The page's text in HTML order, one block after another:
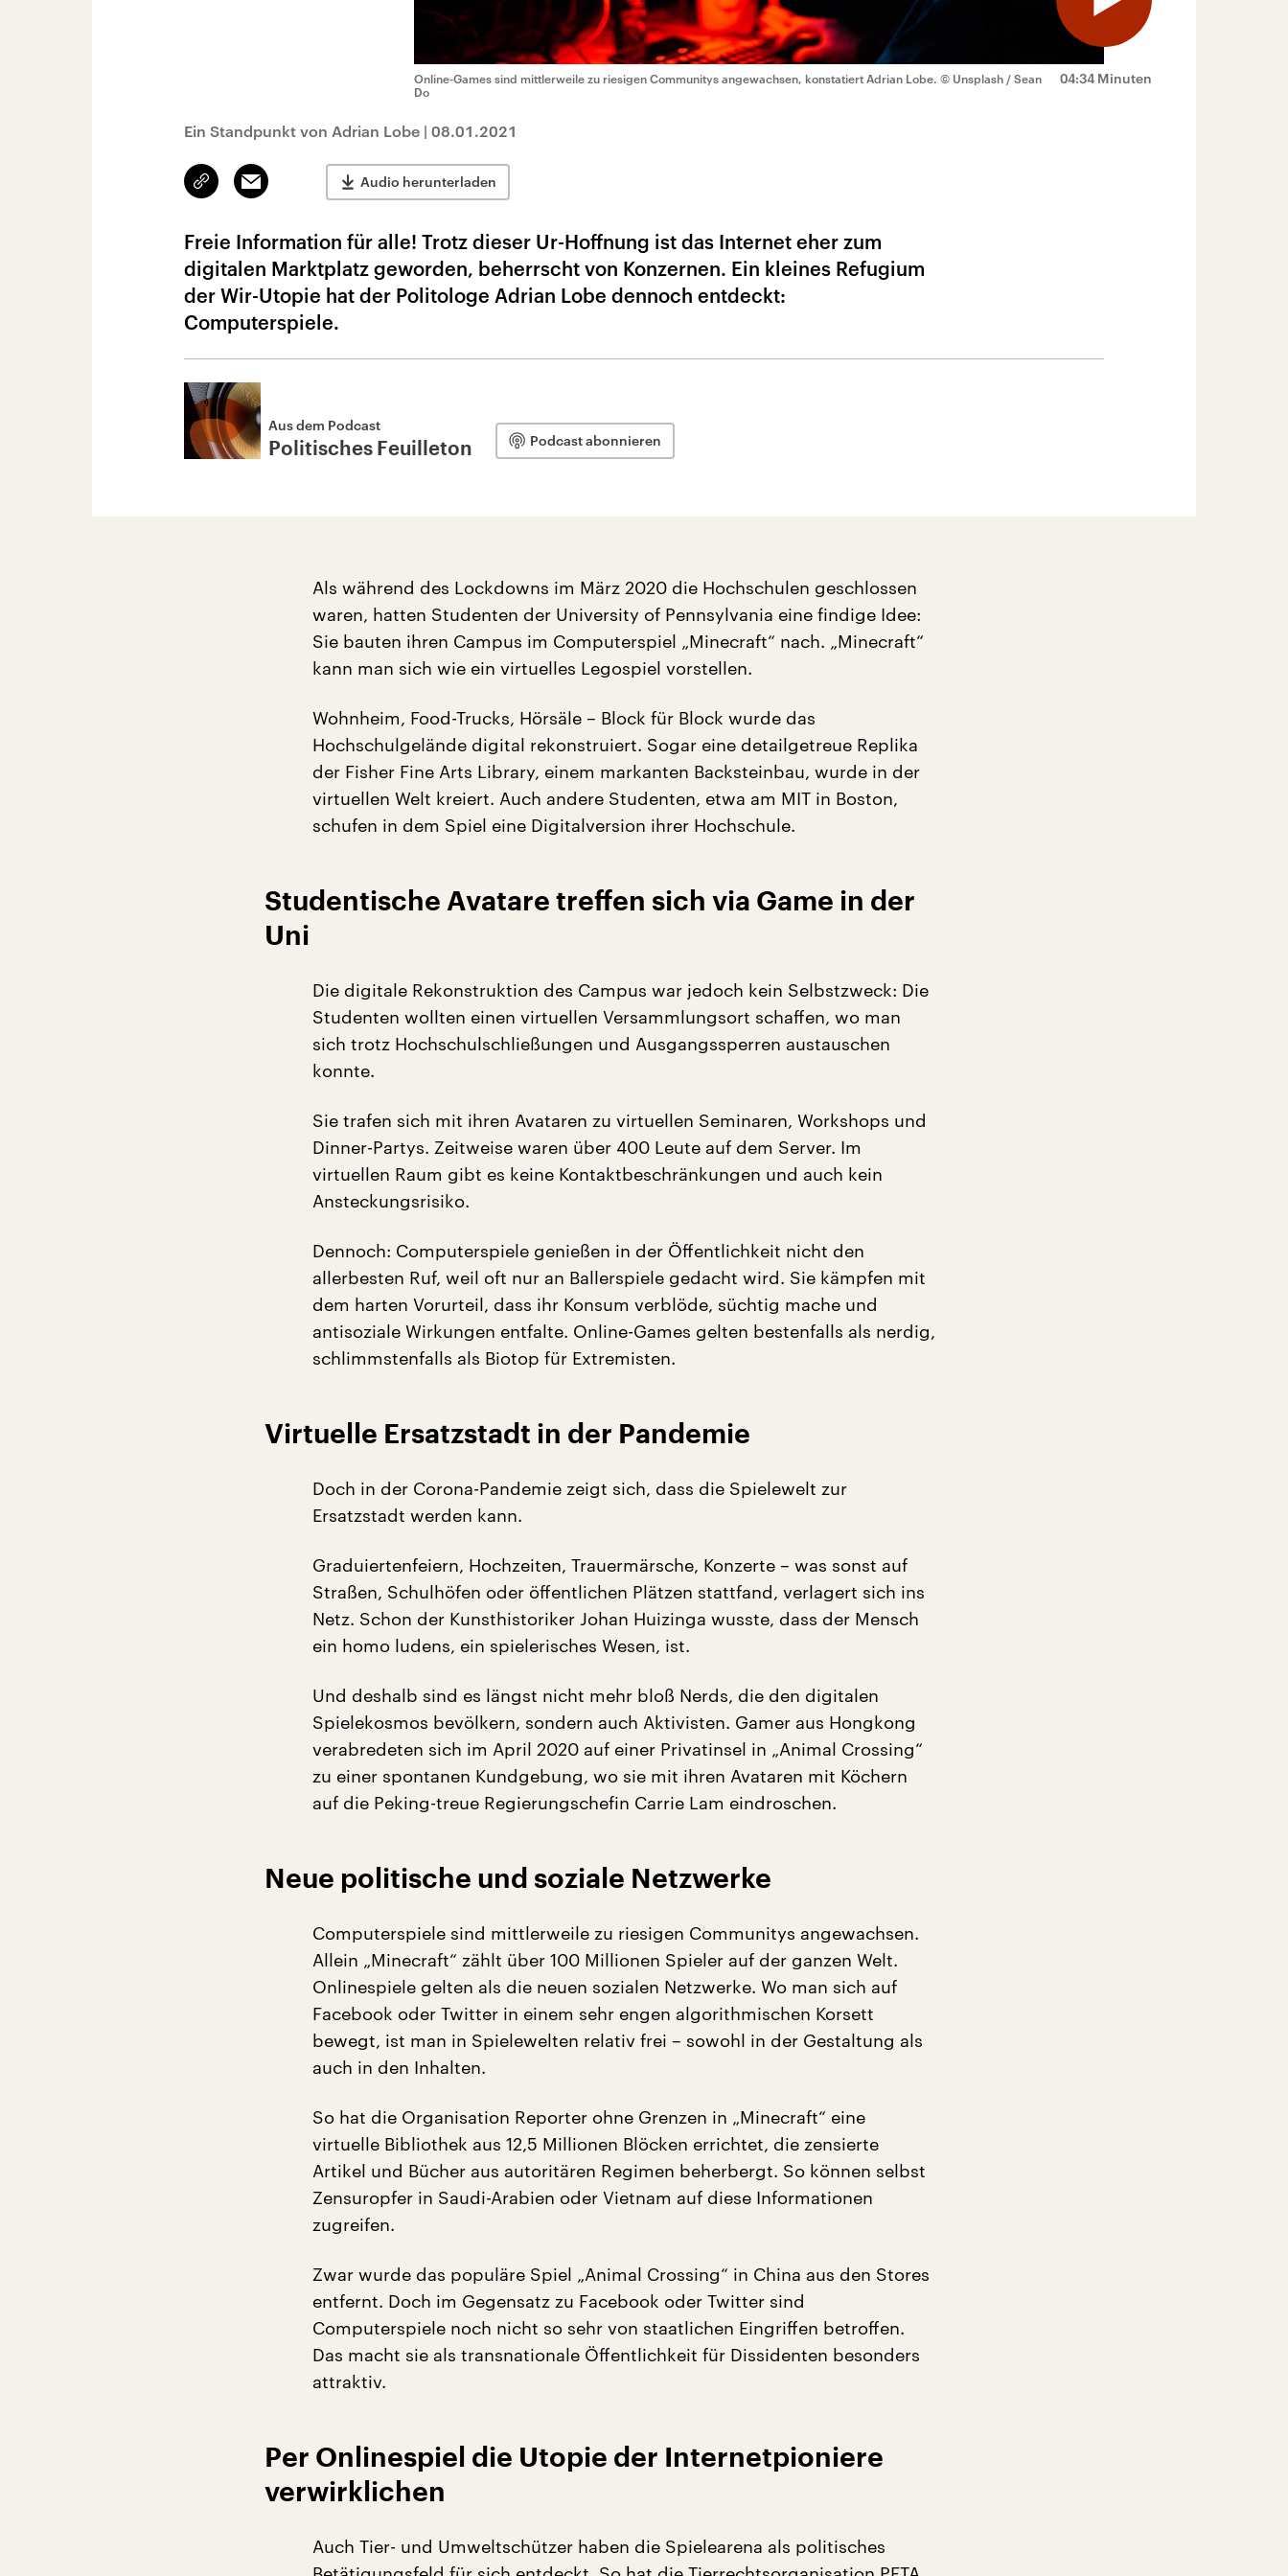
04:34 Minuten
Online-Games sind mittlerweile zu riesigen Communitys angewachsen, konstatiert Adrian Lobe. © Unsplash / Sean
Do
Ein Standpunkt von Adrian Lobe | 08.01.2021
Link
kopieren/teilen
Email Audio herunterladen
Freie Information für alle! Trotz dieser Ur-Hoffnung ist das Internet eher zum
digitalen Marktplatz geworden, beherrscht von Konzernen. Ein kleines Refugium
der Wir-Utopie hat der Politologe Adrian Lobe dennoch entdeckt:
Computerspiele.
Aus dem Podcast
Politisches Feuilleton Podcast abonnieren
Als während des Lockdowns im März 2020 die Hochschulen geschlossen
waren, hatten Studenten der University of Pennsylvania eine findige Idee:
Sie bauten ihren Campus im Computerspiel „Minecraft“ nach. „Minecraft“
kann man sich wie ein virtuelles Legospiel vorstellen.
Wohnheim, Food-Trucks, Hörsäle – Block für Block wurde das
Hochschulgelände digital rekonstruiert. Sogar eine detailgetreue Replika
der Fisher Fine Arts Library, einem markanten Backsteinbau, wurde in der
virtuellen Welt kreiert. Auch andere Studenten, etwa am MIT in Boston,
schufen in dem Spiel eine Digitalversion ihrer Hochschule.
Studentische Avatare treffen sich via Game in der
Uni
Die digitale Rekonstruktion des Campus war jedoch kein Selbstzweck: Die
Studenten wollten einen virtuellen Versammlungsort schaffen, wo man
sich trotz Hochschulschließungen und Ausgangssperren austauschen
konnte.
Sie trafen sich mit ihren Avataren zu virtuellen Seminaren, Workshops und
Dinner-Partys. Zeitweise waren über 400 Leute auf dem Server. Im
virtuellen Raum gibt es keine Kontaktbeschränkungen und auch kein
Ansteckungsrisiko.
Dennoch: Computerspiele genießen in der Öffentlichkeit nicht den
allerbesten Ruf, weil oft nur an Ballerspiele gedacht wird. Sie kämpfen mit
dem harten Vorurteil, dass ihr Konsum verblöde, süchtig mache und
antisoziale Wirkungen entfalte. Online-Games gelten bestenfalls als nerdig,
schlimmstenfalls als Biotop für Extremisten.
Virtuelle Ersatzstadt in der Pandemie
Doch in der Corona-Pandemie zeigt sich, dass die Spielewelt zur
Ersatzstadt werden kann.
Graduiertenfeiern, Hochzeiten, Trauermärsche, Konzerte – was sonst auf
Straßen, Schulhöfen oder öffentlichen Plätzen stattfand, verlagert sich ins
Netz. Schon der Kunsthistoriker Johan Huizinga wusste, dass der Mensch
ein homo ludens, ein spielerisches Wesen, ist.
Und deshalb sind es längst nicht mehr bloß Nerds, die den digitalen
Spielekosmos bevölkern, sondern auch Aktivisten. Gamer aus Hongkong
verabredeten sich im April 2020 auf einer Privatinsel in „Animal Crossing“
zu einer spontanen Kundgebung, wo sie mit ihren Avataren mit Köchern
auf die Peking-treue Regierungschefin Carrie Lam eindroschen.
Neue politische und soziale Netzwerke
Computerspiele sind mittlerweile zu riesigen Communitys angewachsen.
Allein „Minecraft“ zählt über 100 Millionen Spieler auf der ganzen Welt.
Onlinespiele gelten als die neuen sozialen Netzwerke. Wo man sich auf
Facebook oder Twitter in einem sehr engen algorithmischen Korsett
bewegt, ist man in Spielewelten relativ frei – sowohl in der Gestaltung als
auch in den Inhalten.
So hat die Organisation Reporter ohne Grenzen in „Minecraft“ eine
virtuelle Bibliothek aus 12,5 Millionen Blöcken errichtet, die zensierte
Artikel und Bücher aus autoritären Regimen beherbergt. So können selbst
Zensuropfer in Saudi-Arabien oder Vietnam auf diese Informationen
zugreifen.
Zwar wurde das populäre Spiel „Animal Crossing“ in China aus den Stores
entfernt. Doch im Gegensatz zu Facebook oder Twitter sind
Computerspiele noch nicht so sehr von staatlichen Eingriffen betroffen.
Das macht sie als transnationale Öffentlichkeit für Dissidenten besonders
attraktiv.
Per Onlinespiel die Utopie der Internetpioniere
verwirklichen
Auch Tier- und Umweltschützer haben die Spielearena als politisches